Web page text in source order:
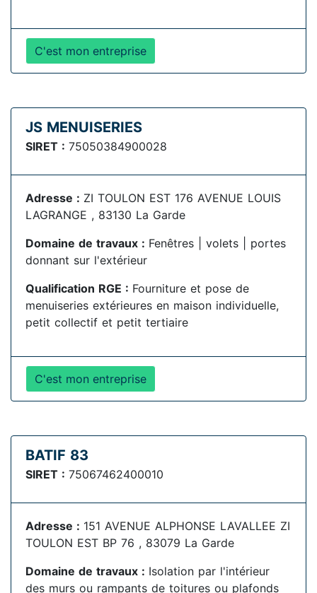
C'est mon entreprise
JS MENUISERIES
SIRET : 75050384900028
Adresse : ZI TOULON EST 176 AVENUE LOUIS
LAGRANGE , 83130 La Garde
Domaine de travaux : Fenêtres | volets | portes
donnant sur l'extérieur
Qualification RGE : Fourniture et pose de
menuiseries extérieures en maison individuelle,
petit collectif et petit tertiaire
C'est mon entreprise
BATIF 83
SIRET : 75067462400010
Adresse : 151 AVENUE ALPHONSE LAVALLEE ZI
TOULON EST BP 76 , 83079 La Garde
Domaine de travaux : Isolation par l'intérieur
des murs ou rampants de toitures ou plafonds